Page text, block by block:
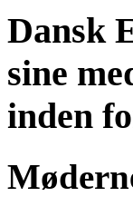
Dansk
sine
inden